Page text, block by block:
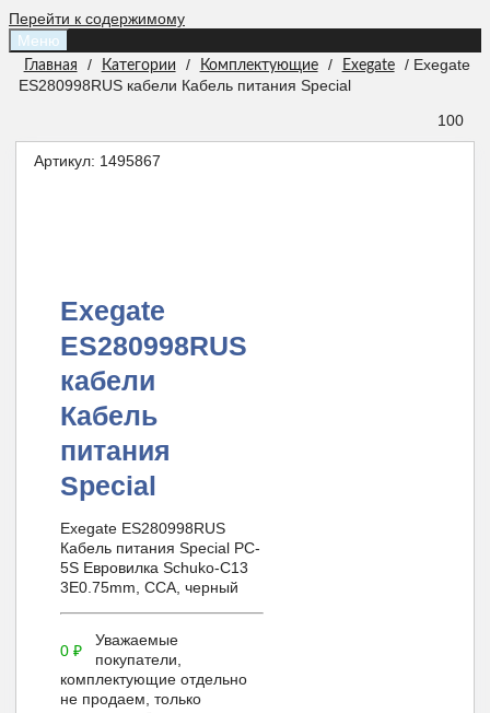
Перейти к содержимому
Меню
Главная / Категории / Комплектующие / Exegate
/ Exegate
ES280998RUS кабели Кабель питания Special
100
Артикул: 1495867
Exegate
ES280998RUS
кабели
Кабель
питания
Special
Exegate ES280998RUS
Кабель питания Special PC-
5S Евровилка Schuko-С13
3Е0.75mm, CCA, черный
0₽
Уважаемые
покупатели,
комплектующие отдельно
не продаем, только